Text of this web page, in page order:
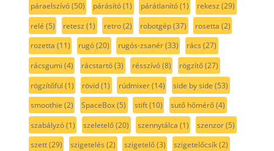
páraelszívó(50) párásító(1) párátlanító(1) rekesz (29)
relé (5) retesz (1) retro(2) robotgép(37) rosetta (2)
rozetta (11) rugó(20) rugós-zsanér(33) rács (27)
rácsgumi (4) rácstartó(3) résszívó(8) rögzítő(27)
rögzítőfül (1) rövid(1) rúdmixer(14) side by side (53)
smoothie (2) SpaceBox(5) stift(10) sutő hőmérő(4)
szabályzó(1) szeletelő(20) szennytálca (1) szenzor(5)
szett(29) szigetelés (2) szigetelő(3) szigetelőcsík(2)